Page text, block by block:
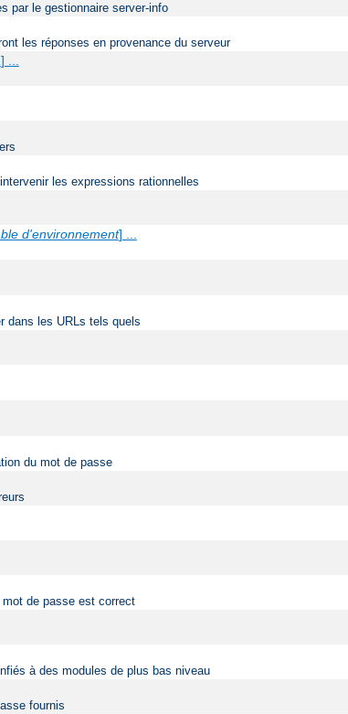
par le gestionnaire server-info
les réponses en provenance du serveur
] ...
les expressions rationnelles
d'environnement] ...
dans les URLs tels quels
du mot de passe
de passe est correct
à des modules de plus bas niveau
fournis